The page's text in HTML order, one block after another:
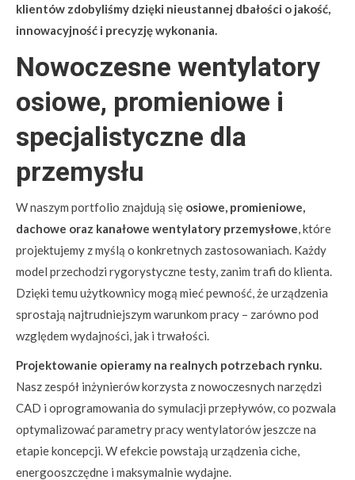
klientów zdobyliśmy dzięki nieustannej dbałości o jakość,
innowacyjność i precyzję wykonania.
Nowoczesne wentylatory
osiowe, promieniowe i
specjalistyczne dla
przemysłu
W naszym portfolio znajdują się osiowe, promieniowe,
dachowe oraz kanałowe wentylatory przemysłowe , które
projektujemy z myślą o konkretnych zastosowaniach. Każdy
model przechodzi rygorystyczne testy, zanim trafi do klienta.
Dzięki temu użytkownicy mogą mieć pewność, że urządzenia
sprostają najtrudniejszym warunkom pracy – zarówno pod
względem wydajności, jak i trwałości.
Projektowanie opieramy na realnych potrzebach rynku.
Nasz zespół inżynierów korzysta z nowoczesnych narzędzi
CAD i oprogramowania do symulacji przepływów, co pozwala
optymalizować parametry pracy wentylatorów jeszcze na
etapie koncepcji. W efekcie powstają urządzenia ciche,
energooszczędne i maksymalnie wydajne.